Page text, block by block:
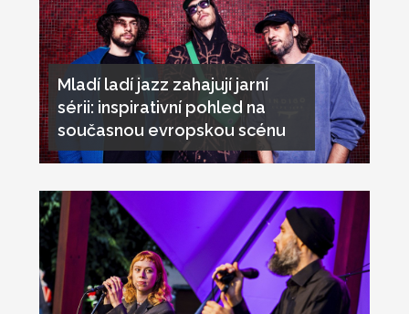
Mladí ladí jazz zahajují jarní
sérii: inspirativní pohled na
současnou evropskou scénu